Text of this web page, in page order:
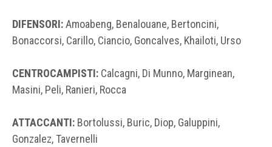
DIFENSORI:Amoabeng, Benalouane, Bertoncini,
Bonaccorsi, Carillo, Ciancio, Goncalves, Khailoti, Urso
CENTROCAMPISTI: Calcagni, Di Munno, Marginean,
Masini, Peli, Ranieri, Rocca
ATTACCANTI: Bortolussi, Buric, Diop, Galuppini,
Gonzalez, Tavernelli